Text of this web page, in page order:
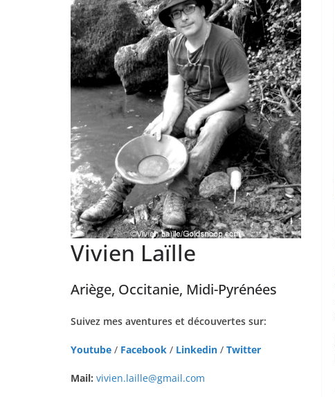
Vivien Laïlle
Ariège, Occitanie, Midi-Pyrénées
Suivez mes aventures et découvertes sur:
Youtube / Facebook / Linkedin / Twitter
Mail: vivien.laille@gmail.com